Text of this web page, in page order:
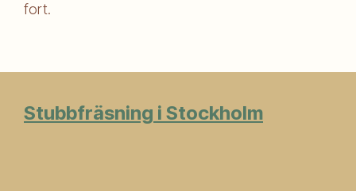
fort.
Stubbfräsning i Stockholm